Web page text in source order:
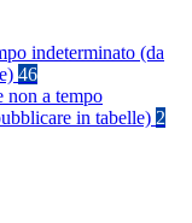
indeterminato (da
46
non a tempo
in tabelle) 2